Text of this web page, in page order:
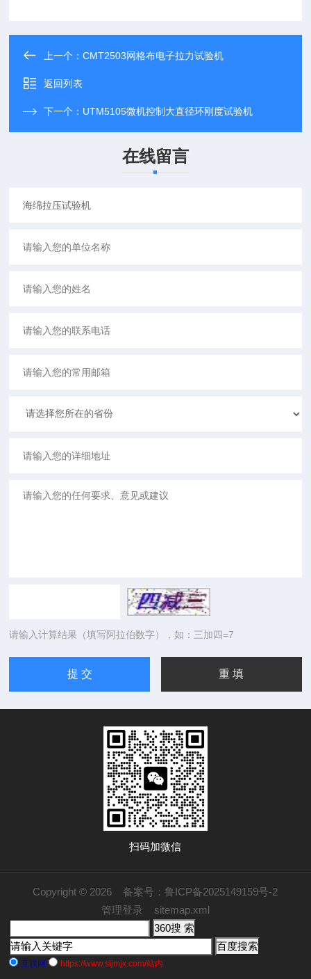
上一个：CMT2503网格布电子拉力试验机
返回列表
下一个： UTM5105微机控制大直径环刚度试验机
在线留言
请输入计算结果（填写阿拉伯数字），如：三加四=7
扫码加微信
Copyright © 2026 备案号：鲁ICP备2025149159号-2
管理登录
sitemap.xml
互联网 https://www.sljmjx.com/站内